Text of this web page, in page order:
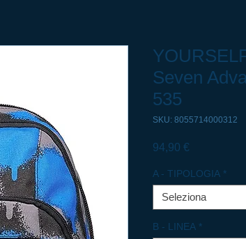
Seven
535
SKU: 8055714000312
94,90 €
A - TIPOLOGIA *
Seleziona
B - LINEA *